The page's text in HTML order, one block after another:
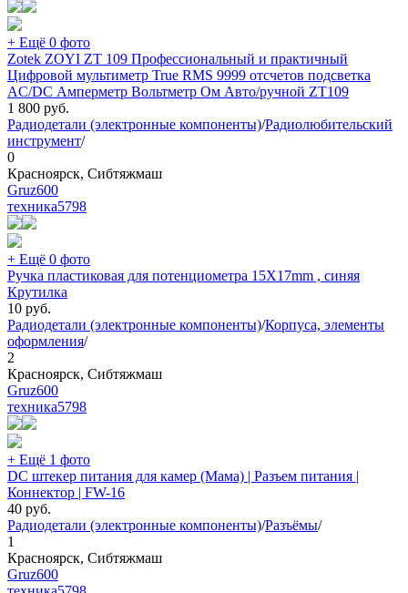
+ Ещё 0 фото
Zotek ZOYI ZT 109 Профессиональный и практичный
Цифровой мультиметр True RMS 9999 отсчетов подсветка
AC/DC Амперметр Вольтметр Ом Авто/ручной ZT109
1 800 руб.
Радиодетали (электронные компоненты)/Радиолюбительский
инструмент/
0
Красноярск, Сибтяжмаш
Gruz600
техника5798
+ Ещё 0 фото
Ручка пластиковая для потенциометра 15X17mm , синяя
Крутилка
10 руб.
Радиодетали (электронные компоненты)/Корпуса, элементы
оформления/
2
Красноярск, Сибтяжмаш
Gruz600
техника5798
+ Ещё 1 фото
DC штекер питания для камер (Мама) | Разъем питания |
Коннектор | FW-16
40 руб.
Радиодетали (электронные компоненты)/Разъёмы/
1
Красноярск, Сибтяжмаш
Gruz600